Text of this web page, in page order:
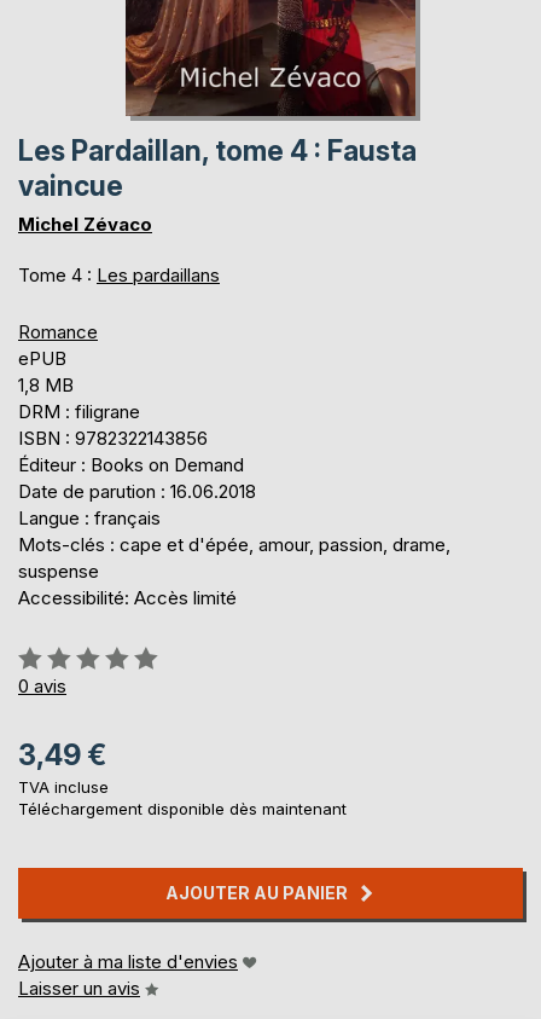
Les Pardaillan, tome 4 : Fausta
vaincue
Michel Zévaco
Tome 4 : Les pardaillans
Romance
ePUB
1,8 MB
DRM : filigrane
ISBN : 9782322143856
Éditeur : Books on Demand
Date de parution : 16.06.2018
Langue : français
Mots-clés : cape et d'épée, amour, passion, drame,
suspense
Accessibilité: Accès limité
Évaluation:
0%
0 avis
3,49 €
TVA incluse
Téléchargement disponible dès maintenant
AJOUTER AU PANIER
Ajouter à ma liste d'envies
Laisser un avis